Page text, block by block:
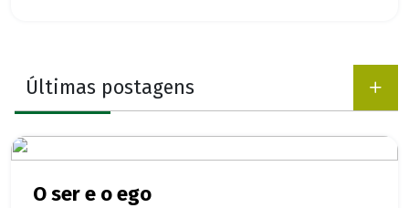
Últimas postagens
O ser e o ego